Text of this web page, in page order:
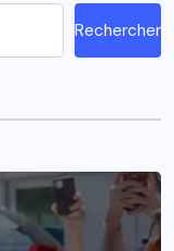
Rechercher